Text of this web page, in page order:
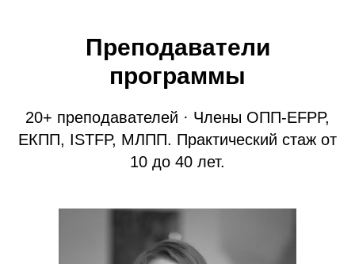
Преподаватели
программы
20+ преподавателей · Члены ОПП-EFPP,
ЕКПП, ISTFP, МЛПП. Практический стаж от
10 до 40 лет.